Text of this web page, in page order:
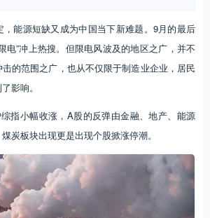
能源短缺又成为中国当下新难题。9月的最后
电”冲上热搜。但限电风波及的地区之广，并不
的范围之广，也从不仅限于制造业企业，居民
影响。
指小幅收涨，A股的反弹由金融、地产、能源
炭板块出现更是出现个股掀涨停潮。